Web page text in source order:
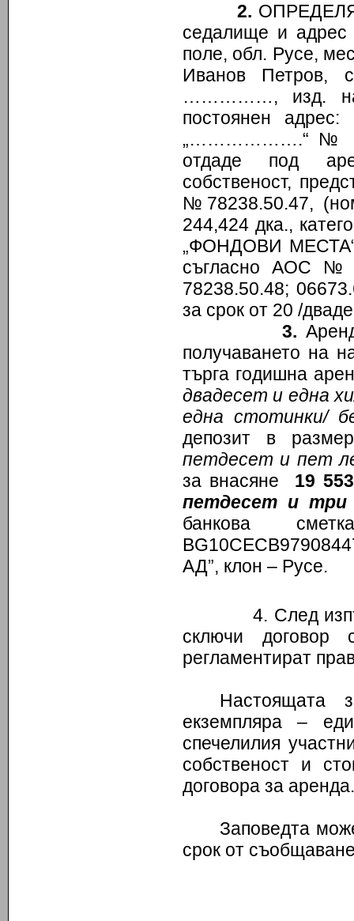
2.
седалище и
поле, обл. Русе,
Иванов
……………, изд.
постоянен
„……………….“ №
отдаде под
собственост,
№78238.50.47,
244,424 дка.,
„ФОНДОВИ
съгласно АОС №
78238.50.48;
за срок от 20 /
3.
получаването на
търга годишна
двадесет и една
една стотинки/
депозит в
петдесет и пет
за внасяне 19
петдесет и три
банкова
АД”, клон – Русе.
4. След
сключи договор
регламентират
Настоящата
екземпляра –
спечелилия
собственост и
договора за аренда.
Заповедта
срок от